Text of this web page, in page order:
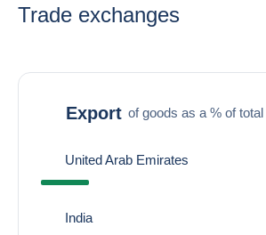
Trade exchanges
Export of goods as a % of total
United Arab Emirates
India